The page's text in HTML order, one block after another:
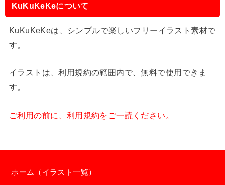
KuKuKeKeについて
KuKuKeKeは、シンプルで楽しいフリーイラスト素材で
す。
イラストは、利用規約の範囲内で、無料で使用できま
す。
ご利用の前に、利用規約をご一読ください。
ホーム（イラスト一覧）